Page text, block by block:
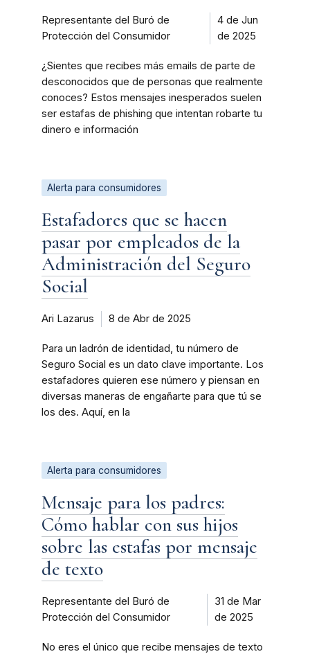
Representante del Buró de
Protección del Consumidor
4 de Jun
de 2025
¿Sientes que recibes más emails de parte de
desconocidos que de personas que realmente
conoces? Estos mensajes inesperados suelen
ser estafas de phishing que intentan robarte tu
dinero e información
Alerta para consumidores
Estafadores que se hacen
pasar por empleados de la
Administración del Seguro
Social
Ari Lazarus 8 de Abr de 2025
Para un ladrón de identidad, tu número de
Seguro Social es un dato clave importante. Los
estafadores quieren ese número y piensan en
diversas maneras de engañarte para que tú se
los des. Aquí, en la
Alerta para consumidores
Mensaje para los padres:
Cómo hablar con sus hijos
sobre las estafas por mensaje
de texto
Representante del Buró de
Protección del Consumidor
31 de Mar
de 2025
No eres el único que recibe mensajes de texto